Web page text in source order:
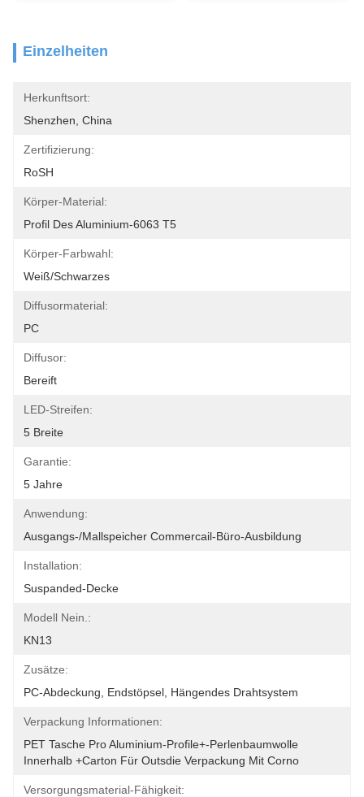
Einzelheiten
Herkunftsort:
Shenzhen, China
Zertifizierung:
RoSH
Körper-Material:
Profil Des Aluminium-6063 T5
Körper-Farbwahl:
Weiß/Schwarzes
Diffusormaterial:
PC
Diffusor:
Bereift
LED-Streifen:
5 Breite
Garantie:
5 Jahre
Anwendung:
Ausgangs-/Mallspeicher Commercail-Büro-Ausbildung
Installation:
Suspanded-Decke
Modell Nein.:
KN13
Zusätze:
PC-Abdeckung, Endstöpsel, Hängendes Drahtsystem
Verpackung Informationen:
PET Tasche Pro Aluminium-Profile+-Perlenbaumwolle
Innerhalb +carton Für Outsdie Verpackung Mit Corno
Versorgungsmaterial-Fähigkeit: